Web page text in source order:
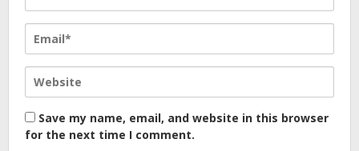
Save my name, email, and website in this browser
for the next time I comment.